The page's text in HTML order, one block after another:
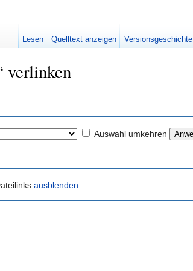
verlinken
Auswahl umkehren
ausblenden
Lesen Quelltext anzeigen Versionsgeschichte